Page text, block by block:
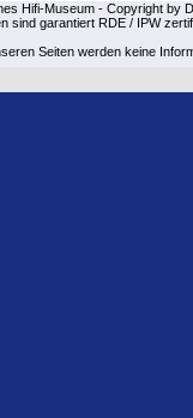
Hifi-Museum - Copyright by
sind garantiert RDE / IPW
Seiten werden keine